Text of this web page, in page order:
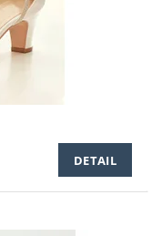
DETAIL